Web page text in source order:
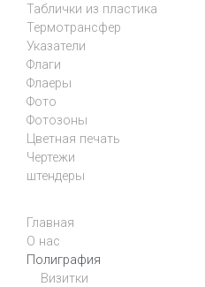
Таблички из пластика
Термотрансфер
Указатели
Флаги
Флаеры
Фото
Фотозоны
Цветная печать
Чертежи
штендеры
Главная
О нас
Полиграфия
Визитки